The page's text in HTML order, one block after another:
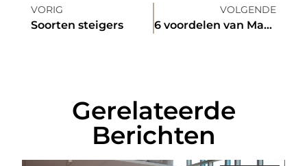
VORIG
Soorten steigers
VOLGENDE
6 voordelen van Magento als maatwerk webshop
Gerelateerde
Berichten